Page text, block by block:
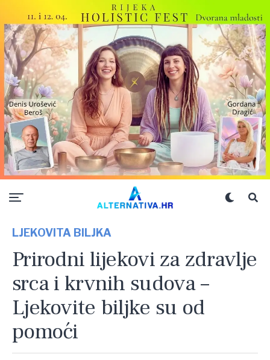
LJEKOVITA BILJKA
Prirodni lijekovi za zdravlje
srca i krvnih sudova –
Ljekovite biljke su od
pomoći